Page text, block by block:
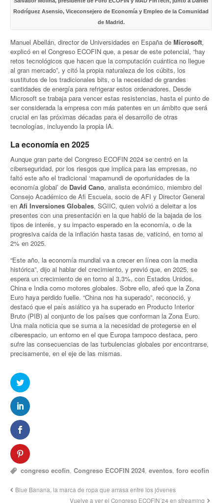
Rodríguez Asensio, Viceconsejero de Economía y Empleo de la Comunidad
de Madrid.
Manuel Abellán, director de Universidades en España deMicrosoft,
explicó en el Congreso ECOFIN que, a pesar de este potencial, “hay
retos tecnológicos que hacen que la computación cuántica no llegue
al gran mercado”, y citó la propia naturaleza de los cúbits, los
sustitutos de los tradicionales bits, o la necesidad de grandes
cantidades de energía para refrigerar estos ordenadores. Desde
Microsoft se trabaja para vencer estas resistencias, hasta el punto de
ser considerada la empresa con más patentes en un ámbito que será
crucial en las próximas décadas para el desarrollo de otras
tecnologías, incluyendo la propia IA.
La economía en 2025
Aunque gran parte del Congreso ECOFIN 2024 se centró en la
ciberseguridad, por los riesgos que implica para las empresas, no
faltó este año el tradicional ‘mapamundi de oportunidades de la
economía global’ de David Cano, analista económico, miembro del
Consejo Académico de Afi Escuela, socio de AFI y Director General
enAfi Inversiones Globales, SGIIC, quien volvió a deleitar a los
presentes con una presentación en la que habló de la bajada de los
tipos de interés, y su impacto esperado en la economía, o de la
progresiva caída de la inflación hasta tasas de, vaticinó, en torno al
2% en 2025.
“Este año, la economía mundial va a crecer en línea con la media
histórica”, dijo al hablar del crecimiento, y previó que, en 2025, se
espera un crecimiento de en torno al 3,3%, con Estados Unidos,
China e India como motores globales. Sobre ello, afeó que la Zona
Euro haya perdido fuelle. “China nos ha superado”, reconoció, y
destacó que el país asiático ya ha superado en Producto Interior
Bruto (PIB) al conjunto de los países que conforman la Zona Euro.
Una mala noticia que se suma a la necesidad de protegerse en el
ciberespacio, un entorno en el que Europa tampoco destaca, pero
sufre las consecuencias de las turbulencias globales por encontrarse,
precisamente, en el eje de las mismas.
congreso ecofin,Congreso ECOFIN 2024,eventos,foro ecofin
Blue Banana, la marca de ropa que arrasa entre los jóvenes
Vuelve a ver el Congreso ECOFIN´24 en streaming